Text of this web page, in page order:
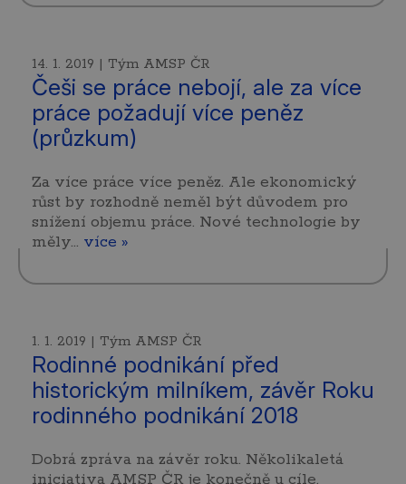
14. 1. 2019 | Tým AMSP ČR
Češi se práce nebojí, ale za více
práce požadují více peněz
(průzkum)
Za více práce více peněz. Ale ekonomický
růst by rozhodně neměl být důvodem pro
snížení objemu práce. Nové technologie by
měly… více »
1. 1. 2019 | Tým AMSP ČR
Rodinné podnikání před
historickým milníkem, závěr Roku
rodinného podnikání 2018
Dobrá zpráva na závěr roku. Několikaletá
iniciativa AMSP ČR je konečně u cíle.